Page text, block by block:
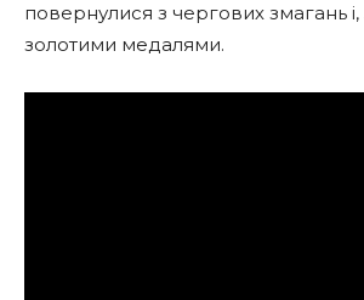
повернулися з чергових змагань і,
золотими медалями.